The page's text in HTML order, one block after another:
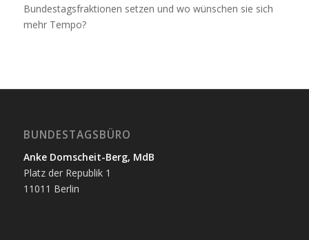
Bundestagsfraktionen setzen und wo wünschen sie sich
mehr Tempo?
BUNDESTAGSBÜRO
Anke Domscheit-Berg, MdB
Platz der Republik 1
11011 Berlin